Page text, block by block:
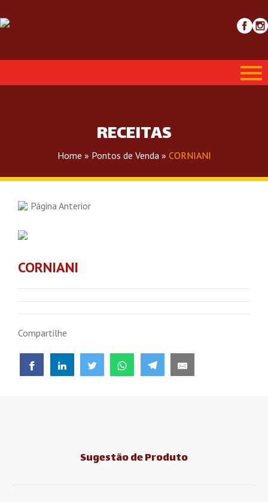
RECEITAS
Home » Pontos de Venda » CORNIANI
Página Anterior
CORNIANI
Compartilhe
Sugestão de Produto